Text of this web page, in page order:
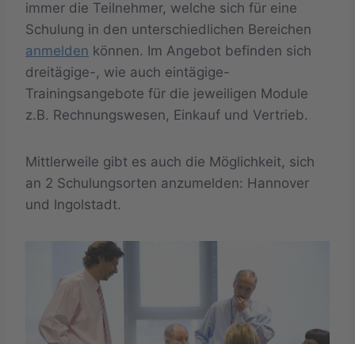
immer die Teilnehmer, welche sich für eine
Schulung in den unterschiedlichen Bereichen
anmelden können. Im Angebot befinden sich
dreitägige-, wie auch eintägige-
Trainingsangebote für die jeweiligen Module
z.B. Rechnungswesen, Einkauf und Vertrieb.
Mittlerweile gibt es auch die Möglichkeit, sich
an 2 Schulungsorten anzumelden: Hannover
und Ingolstadt.